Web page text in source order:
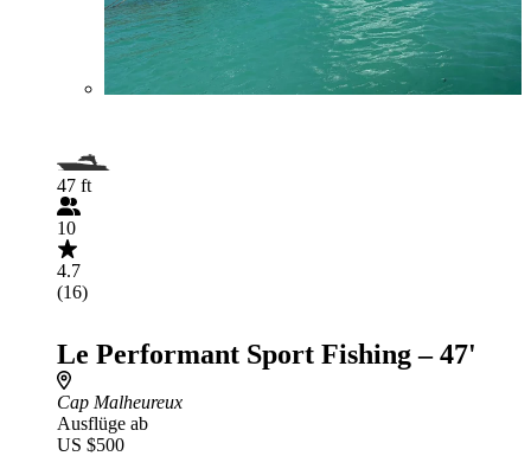
47 ft
10
4.7
(16)
Le Performant Sport Fishing – 47'
Cap Malheureux
Ausflüge ab
US $500